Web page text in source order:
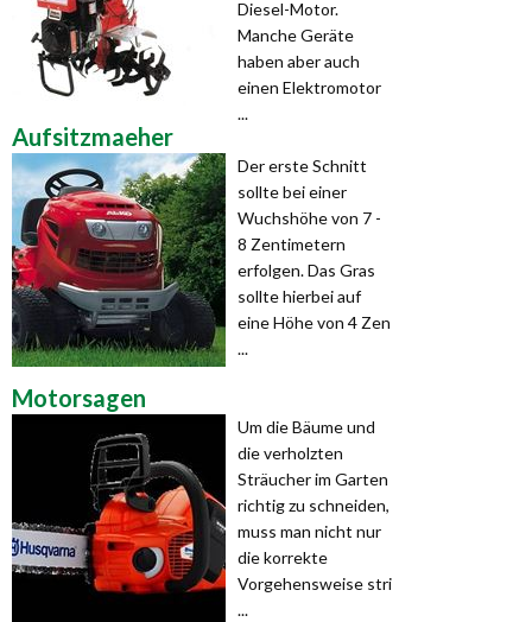
Diesel-Motor.
Manche Geräte
haben aber auch
einen Elektromotor
...
Aufsitzmaeher
Der erste Schnitt
sollte bei einer
Wuchshöhe von 7 -
8 Zentimetern
erfolgen. Das Gras
sollte hierbei auf
eine Höhe von 4 Zen
...
Motorsagen
Um die Bäume und
die verholzten
Sträucher im Garten
richtig zu schneiden,
muss man nicht nur
die korrekte
Vorgehensweise stri
...